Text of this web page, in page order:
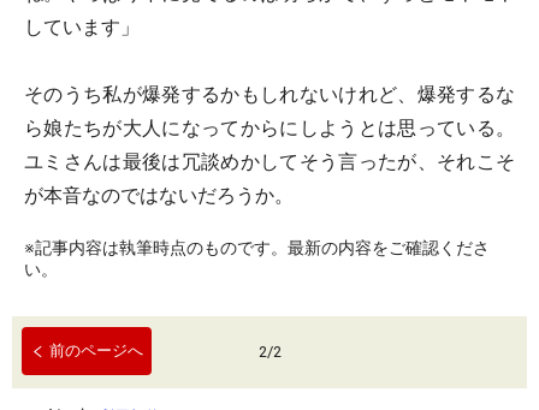
しています」
そのうち私が爆発するかもしれないけれど、爆発するな
ら娘たちが大人になってからにしようとは思っている。
ユミさんは最後は冗談めかしてそう言ったが、それこそ
が本音なのではないだろうか。
※記事内容は執筆時点のものです。最新の内容をご確認くださ
い。
前のページへ 2/2